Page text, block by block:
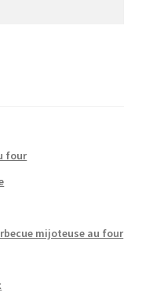
four
mijoteuse au four